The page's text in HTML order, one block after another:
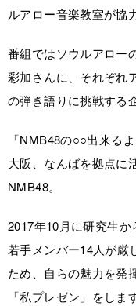
ルアロー音楽教室が協
番組ではソウルアロー
彩加さんに、それぞれ
の弾き語りに挑戦する
「NMB48の○○出来る
大阪、なんばを拠点に
NMB48。
2017年10月に研究生
若手メンバー14人が厳
ため、自らの魅力を発
「私プレゼン」をし